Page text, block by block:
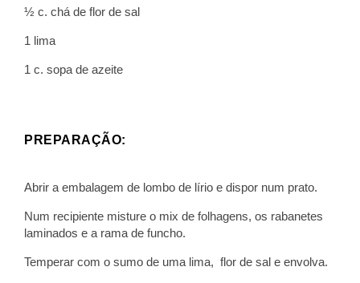
½ c. chá de flor de sal
1 lima
1 c. sopa de azeite
PREPARAÇÃO:
Abrir a embalagem de lombo de lírio e dispor num prato.
Num recipiente misture o mix de folhagens, os rabanetes
laminados e a rama de funcho.
Temperar com o sumo de uma lima, flor de sal e envolva.